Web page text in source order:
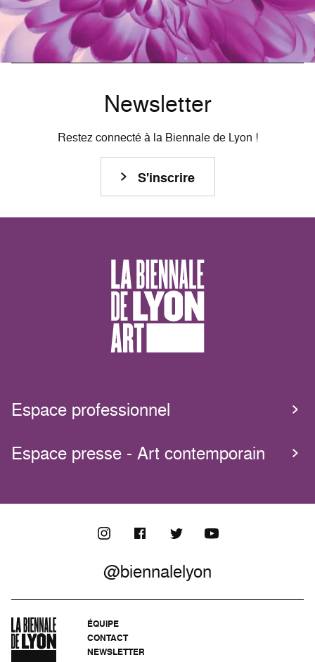
Newsletter
Restez connecté à la Biennale de Lyon !
S'inscrire
Espace professionnel
Espace presse - Art contemporain
@biennalelyon
ÉQUIPE
CONTACT
NEWSLETTER